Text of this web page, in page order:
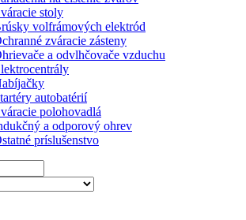
stoly
volfrámových elektród
zváracie zásteny
a odvlhčovače vzduchu
autobatérií
polohovadlá
a odporový ohrev
príslušenstvo